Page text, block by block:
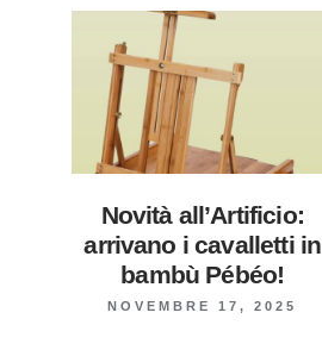
Novità all’Artificio:
arrivano i cavalletti in
bambù Pébéo!
NOVEMBRE 17, 2025